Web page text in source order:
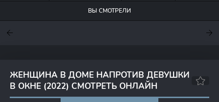
ВЫ СМОТРЕЛИ
ЖЕНЩИНА В ДОМЕ НАПРОТИВ ДЕВУШКИ
В ОКНЕ (2022) СМОТРЕТЬ ОНЛАЙН
6.4 6.4